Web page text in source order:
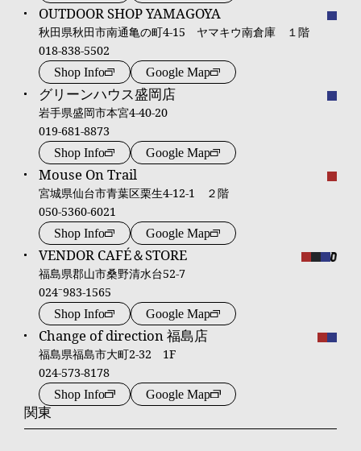
OUTDOOR SHOP YAMAGOYA
秋田県秋田市南通亀の町4-15 ヤマキウ南倉庫 １階
018-838-5502
Shop Info Google Map
グリーンハウス盛岡店
岩手県盛岡市本宮4-40-20
019-681-8873
Shop Info Google Map
Mouse On Trail
宮城県仙台市青葉区栗生4-12-1 ２階
050-5360-6021
Shop Info Google Map
VENDOR CAFÉ＆STORE
福島県郡山市桑野清水台52-7
024⁻983-1565
Shop Info Google Map
Change of direction 福島店
福島県福島市大町2-32 1F
024-573-8178
Shop Info Google Map
関東